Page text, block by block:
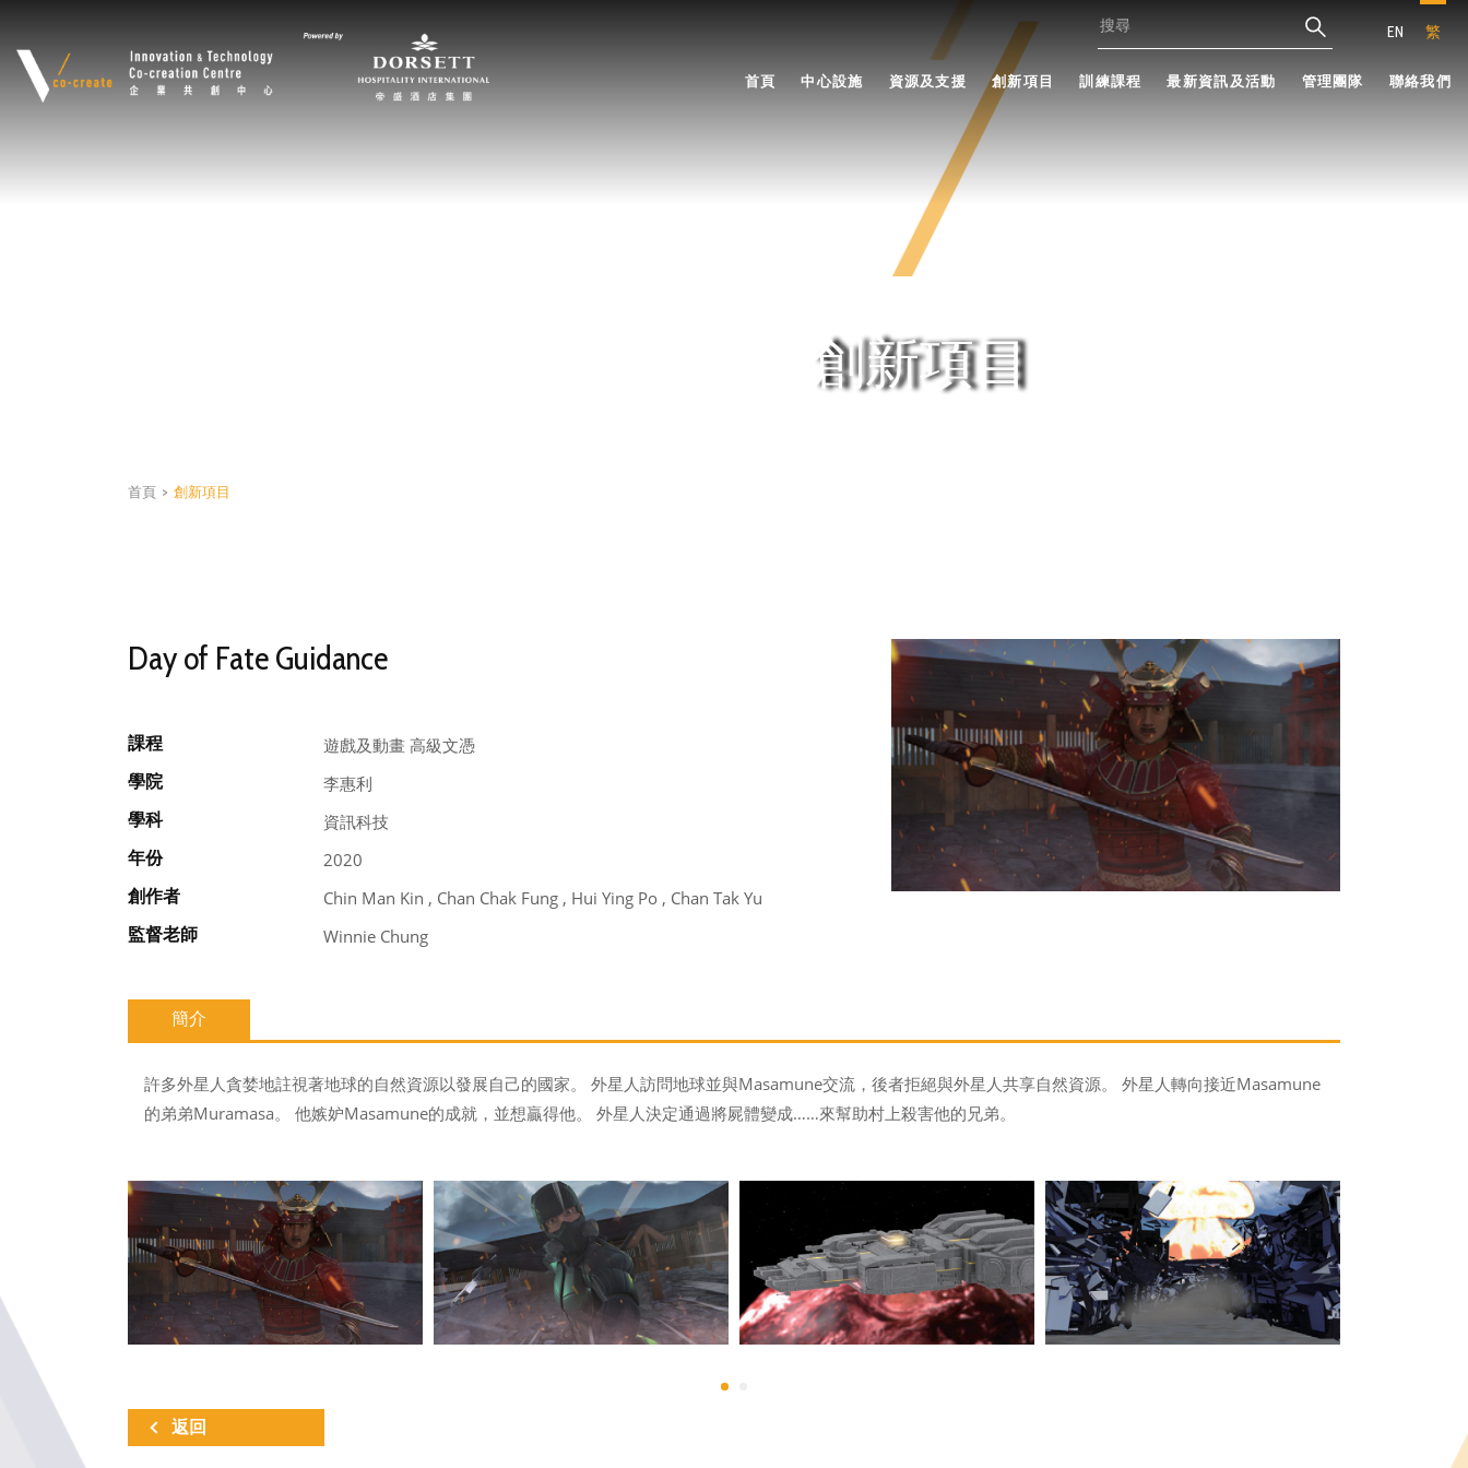
EN 繁
首頁 中心設施 資源及支援 創新項目 訓練課程 最新資訊及活動 管理團隊 聯絡我們
創新項目
首頁 > 創新項目
Day of Fate Guidance
課程 遊戲及動畫 高級文憑
學院 李惠利
學科 資訊科技
年份 2020
創作者 Chin Man Kin , Chan Chak Fung , Hui Ying Po , Chan Tak Yu
監督老師 Winnie Chung
簡介
許多外星人貪婪地註視著地球的自然資源以發展自己的國家。 外星人訪問地球並與Masamune交流，後者拒絕與外星人共享自然資源。 外星人轉向接近Masamune
的弟弟Muramasa。 他嫉妒Masamune的成就，並想贏得他。 外星人決定通過將屍體變成……來幫助村上殺害他的兄弟。
返回